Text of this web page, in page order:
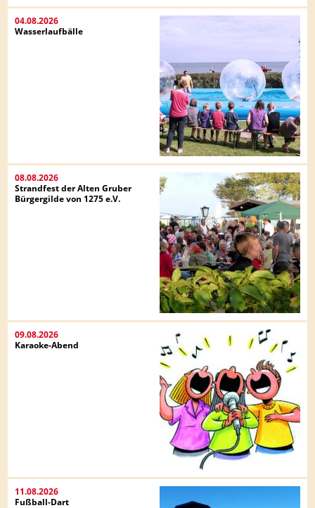
04.08.2026
Wasserlaufbälle
08.08.2026
Strandfest der Alten Gruber
Bürgergilde von 1275 e.V.
09.08.2026
Karaoke-Abend
11.08.2026
Fußball-Dart